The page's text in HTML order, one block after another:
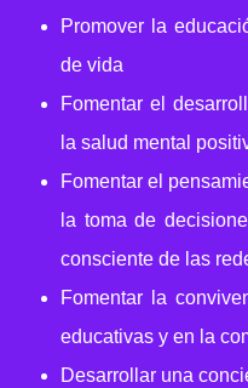
Promover la
de vida
Fomentar el
la salud mental
Fomentar el
la toma de
consciente de las
Fomentar la
educativas y en la
Desarrollar una